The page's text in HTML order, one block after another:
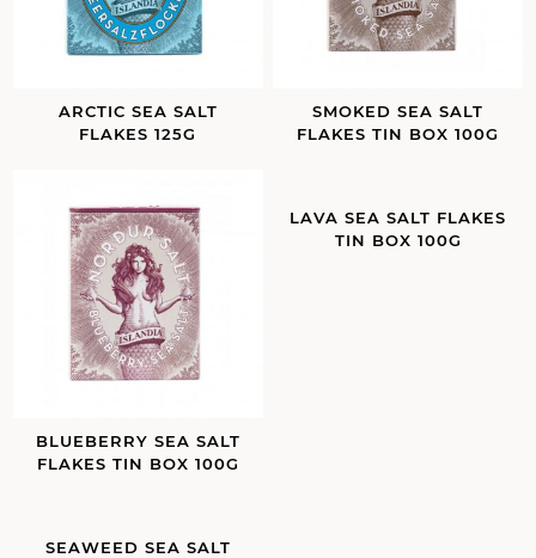
ARCTIC SEA SALT
FLAKES 125G
SMOKED SEA SALT
FLAKES TIN BOX 100G
BLUEBERRY SEA SALT
FLAKES TIN BOX 100G
LAVA SEA SALT FLAKES
TIN BOX 100G
SEAWEED SEA SALT